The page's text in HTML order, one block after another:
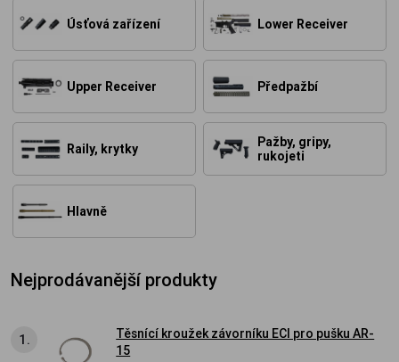
Úsťová zařízení Lower Receiver
Upper Receiver Předpažbí
Raily, krytky
Pažby, gripy,
rukojeti
Hlavně
Nejprodávanější produkty
1.
Těsnící kroužek závorníku ECI pro pušku AR-
15